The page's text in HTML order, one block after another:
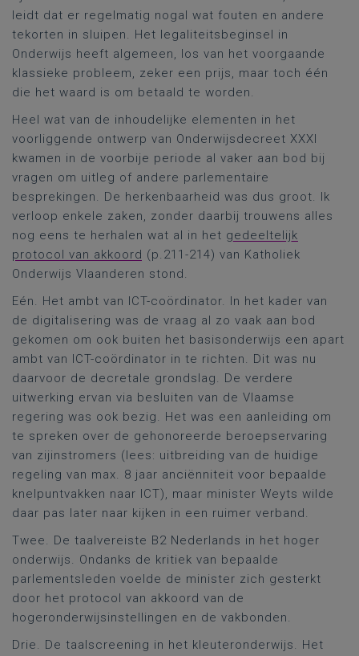
leidt dat er regelmatig nogal wat fouten en andere
tekorten in sluipen. Het legaliteitsbeginsel in
Onderwijs heeft algemeen, los van het voorgaande
klassieke probleem, zeker een prijs, maar toch één
die het waard is om betaald te worden.
Heel wat van de inhoudelijke elementen in het
voorliggende ontwerp van Onderwijsdecreet XXXI
kwamen in de voorbije periode al vaker aan bod bij
vragen om uitleg of andere parlementaire
besprekingen. De herkenbaarheid was dus groot. Ik
verloop enkele zaken, zonder daarbij trouwens alles
nog eens te herhalen wat al in het gedeeltelijk
protocol van akkoord (p.211-214) van Katholiek
Onderwijs Vlaanderen stond.
Eén. Het ambt van ICT-coördinator. In het kader van
de digitalisering was de vraag al zo vaak aan bod
gekomen om ook buiten het basisonderwijs een apart
ambt van ICT-coördinator in te richten. Dit was nu
daarvoor de decretale grondslag. De verdere
uitwerking ervan via besluiten van de Vlaamse
regering was ook bezig. Het was een aanleiding om
te spreken over de gehonoreerde beroepservaring
van zijinstromers (lees: uitbreiding van de huidige
regeling van max. 8 jaar anciënniteit voor bepaalde
knelpuntvakken naar ICT), maar minister Weyts wilde
daar pas later naar kijken in een ruimer verband.
Twee. De taalvereiste B2 Nederlands in het hoger
onderwijs. Ondanks de kritiek van bepaalde
parlementsleden voelde de minister zich gesterkt
door het protocol van akkoord van de
hogeronderwijsinstellingen en de vakbonden.
Drie. De taalscreening in het kleuteronderwijs. Het